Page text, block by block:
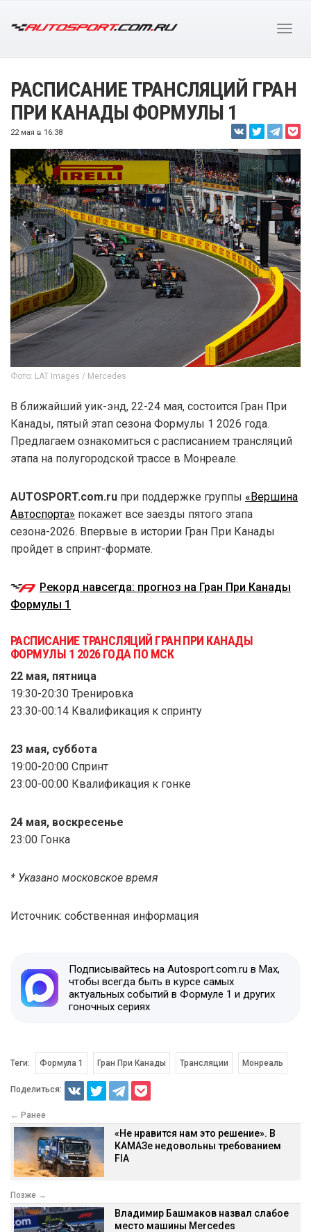
РАСПИСАНИЕ ТРАНСЛЯЦИЙ ГРАН
ПРИ КАНАДЫ ФОРМУЛЫ 1
22 мая в 16:38
Фото: LAT Images / Mercedes
В ближайший уик-энд, 22-24 мая, состоится Гран При
Канады, пятый этап сезона Формулы 1 2026 года.
Предлагаем ознакомиться с расписанием трансляций
этапа на полугородской трассе в Монреале.
AUTOSPORT.com.ru при поддержке группы «Вершина
Автоспорта» покажет все заезды пятого этапа
сезона-2026. Впервые в истории Гран При Канады
пройдет в спринт-формате.
Рекорд навсегда: прогноз на Гран При Канады
Формулы 1
РАСПИСАНИЕ ТРАНСЛЯЦИЙ ГРАН ПРИ КАНАДЫ
ФОРМУЛЫ 1 2026 ГОДА ПО МСК
22 мая, пятница
19:30-20:30 Тренировка
23:30-00:14 Квалификация к спринту
23 мая, суббота
19:00-20:00 Спринт
23:00-00:00 Квалификация к гонке
24 мая, воскресенье
23:00 Гонка
* Указано московское время
Источник: собственная информация
Подписывайтесь на Autosport.com.ru в Max,
чтобы всегда быть в курсе самых
актуальных событий в Формуле 1 и других
гоночных сериях
Теги: Формула 1 Гран При Канады Трансляции Монреаль
Поделиться:
← Ранее
«Не нравится нам это решение». В
КАМАЗе недовольны требованием
FIA
Позже →
Владимир Башмаков назвал слабое
место машины Mercedes